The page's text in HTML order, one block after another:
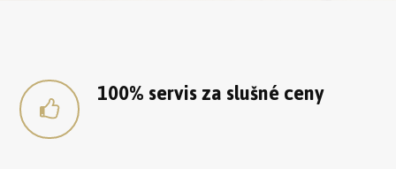
100% servis za slušné ceny